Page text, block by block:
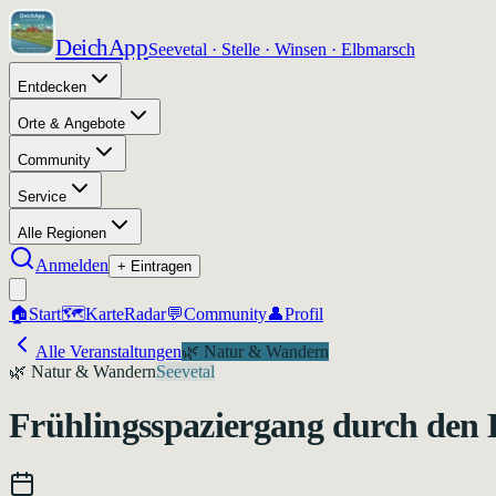
DeichAppSeevetal · Stelle · Winsen · Elbmarsch
Entdecken
Orte & Angebote
Community
Service
Alle Regionen
Anmelden + Eintragen
🏠Start🗺️KarteRadar💬Community👤Profil
Alle Veranstaltungen🌿 Natur & Wandern
🌿 Natur & WandernSeevetal
Frühlingsspaziergang durch den